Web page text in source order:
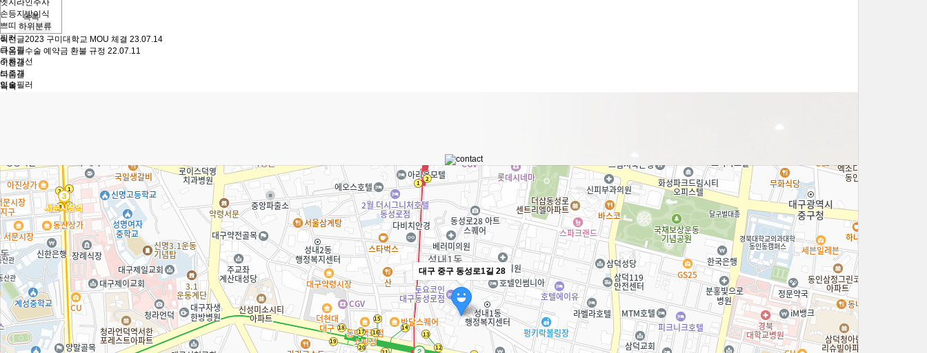
엣지라인주사
손등지방이식
쁘띠 하위분류
필러
큐오필
주름개선
보조개
입술필러
올리지오
인모드
슈링크 유니버스
리니어Z리프팅
에어젯
피부레이저/스킨케어 하위분류
1:1맞춤 미백패키지
마크뷰 피부진단
기미/잡티/주근깨
청소년/성인여드름 치료
흉터/피부재생 치료
모공치료
홍조/혈관종 치료
문신 제거
트리플/아이스 점제거
메디컬 스킨부스터 하위분류
목록
이전글2023 구미대학교 MOU 체결 23.07.14
다음글수술 예약금 환불 규정 22.07.11
이전글
다음글
목록
대구 중구 동성로1길 28